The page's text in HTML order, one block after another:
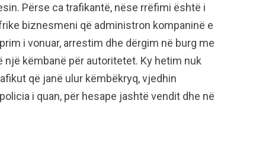
Përse ca trafikantë, nëse rrëfimi është i
biznesmeni që administron kompaninë e
i vonuar, arrestim dhe dërgim në burg me
këmbanë për autoritetet. Ky hetim nuk
që janë ulur këmbëkryq, vjedhin
i quan, për hesape jashtë vendit dhe në